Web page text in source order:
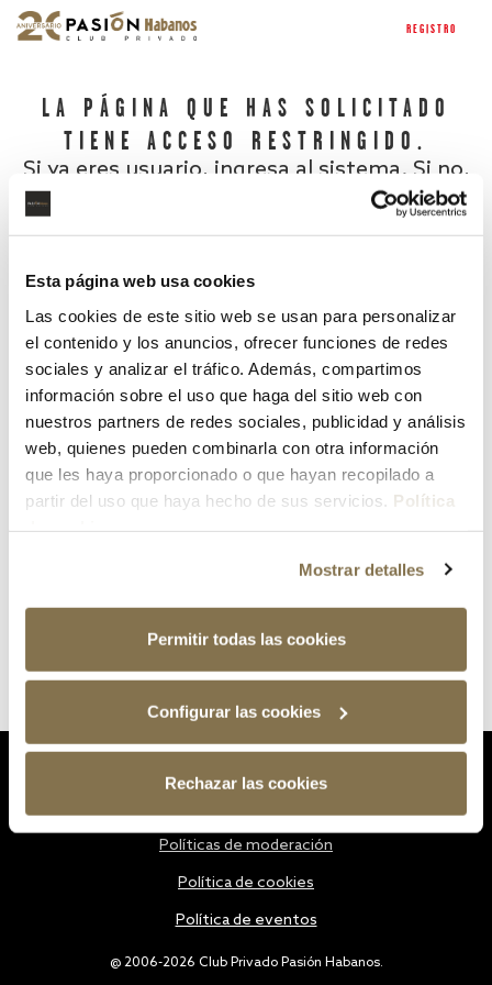
Esta página web usa cookies
Las cookies de este sitio web se usan para personalizar
el contenido y los anuncios, ofrecer funciones de redes
sociales y analizar el tráfico. Además, compartimos
información sobre el uso que haga del sitio web con
nuestros partners de redes sociales, publicidad y análisis
web, quienes pueden combinarla con otra información
que les haya proporcionado o que hayan recopilado a
partir del uso que haya hecho de sus servicios. Política
Mostrar detalles
Permitir todas las cookies
Configurar las cookies
Rechazar las cookies
REGISTRO
LA PÁGINA QUE HAS SOLICITADO
TIENE ACCESO RESTRINGIDO.
Si ya eres usuario, ingresa al sistema. Si no,
¿Has olvidado tu contraseña?
@ 2006-2026 Club Privado Pasión Habanos.
Políticas de moderación
Política de cookies
Política de eventos